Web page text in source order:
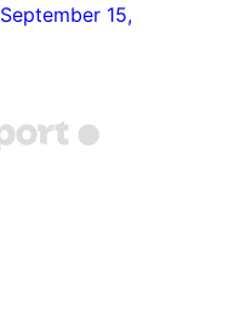
September 15,